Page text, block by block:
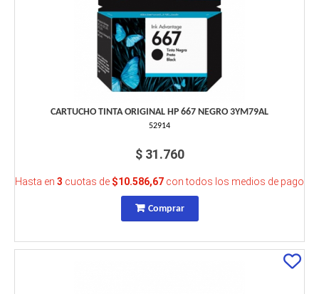
CARTUCHO TINTA ORIGINAL HP 667 NEGRO 3YM79AL
52914
$ 31.760
Hasta en 3 cuotas de $10.586,67 con todos los medios de pago
Comprar